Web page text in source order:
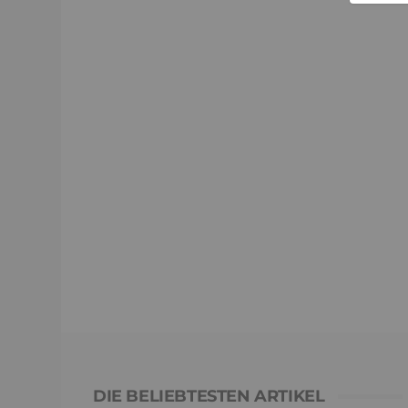
DIE BELIEBTESTEN ARTIKEL